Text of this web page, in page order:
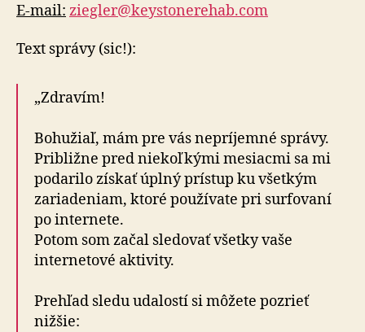
E-mail: ziegler@keystonerehab.com
Text správy (sic!):
„Zdravím!
Bohužiaľ, mám pre vás nepríjemné správy.
Približne pred niekoľkými mesiacmi sa mi
podarilo získať úplný prístup ku všetkým
zariadeniam, ktoré používate pri surfovaní
po internete.
Potom som začal sledovať všetky vaše
internetové aktivity.
Prehľad sledu udalostí si môžete pozrieť
nižšie: